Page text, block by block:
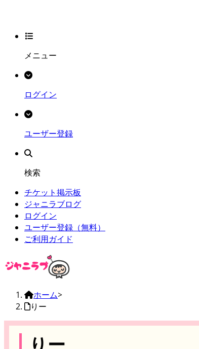
メニュー
ログイン
ユーザー登録
検索
チケット掲示板
ジャニラブログ
ログイン
ユーザー登録（無料）
ご利用ガイド
ホーム>
りー
りー